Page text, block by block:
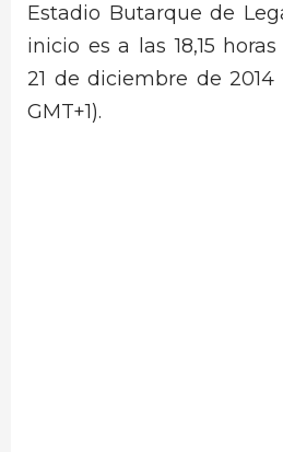
Estadio Butarque de
inicio es a las 18,15
21 de diciembre de
GMT+1).